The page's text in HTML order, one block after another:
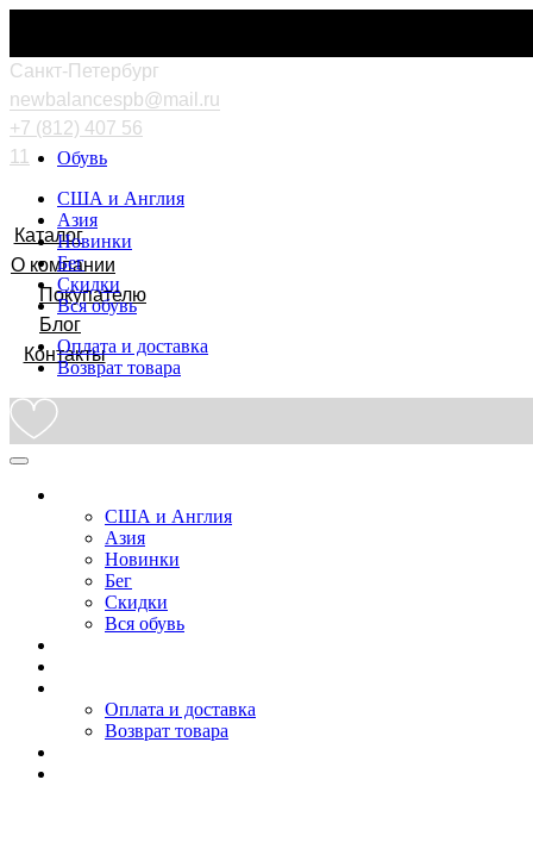
Cанкт-Петербург
newbalancespb@mail.ru
+7 (812) 407 56
11
Каталог
О компании
Покупателю
Блог
Контакты
Обувь
США и Англия
Азия
Новинки
Бег
Скидки
Вся обувь
Оплата и доставка
Возврат товара
США и Англия
Азия
Новинки
Бег
Скидки
Вся обувь
Оплата и доставка
Возврат товара